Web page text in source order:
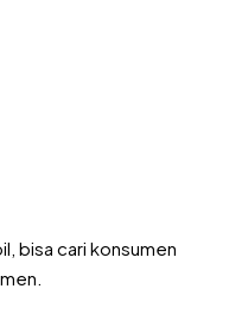
bisa cari konsumen